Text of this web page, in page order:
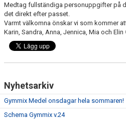
Medtag fullständiga personuppgifter på
det direkt efter passet.
Varmt välkomna önskar vi som kommer
Karin, Sandra, Anna, Jennica, Mia och Elin
Nyhetsarkiv
Gymmix Medel onsdagar hela sommaren!
Schema Gymmix v.24